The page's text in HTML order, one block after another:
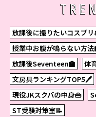
放課後に撮りたいコスプリ
授業中お腹が鳴らない方法
放課後Seventeen🏫
体
文房具ランキングTOP5🖊
現役JKスクバの中身👜
ST受験対策室📝